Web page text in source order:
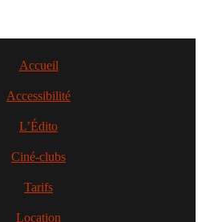
Accueil
Accessibilité
L’Édito
Ciné-clubs
Tarifs
Location